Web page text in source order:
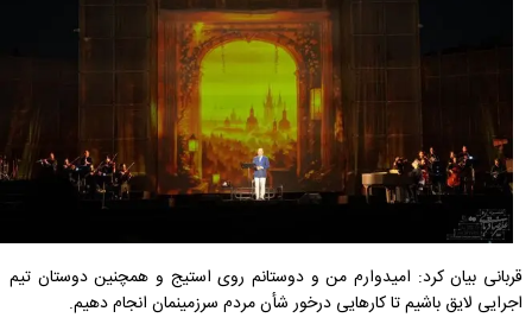
قربانی بیان کرد: امیدوارم من و دوستانم روی استیج و همچنین دوستان تیم
اجرایی لایق باشیم تا کارهایی درخور شأن مردم سرزمینمان انجام دهیم.